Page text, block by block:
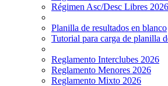
Régimen Asc/Desc Libres 2026
Planilla de resultados en blanco
Tutorial para carga de planilla
Reglamento Interclubes 2026
Reglamento Menores 2026
Reglamento Mixto 2026